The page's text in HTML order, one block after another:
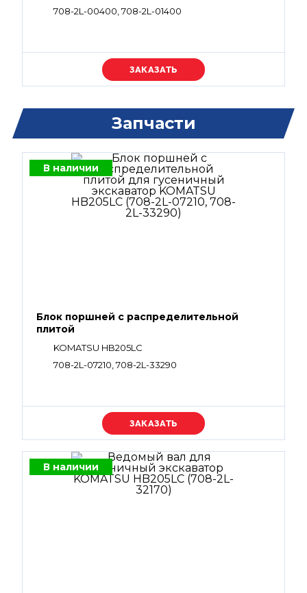
708-2L-00400, 708-2L-01400
Уточняйте цену
Запчасти
В наличии
Блок поршней c распределительной
плитой
KOMATSU HB205LC
708-2L-07210, 708-2L-33290
Уточняйте цену
В наличии